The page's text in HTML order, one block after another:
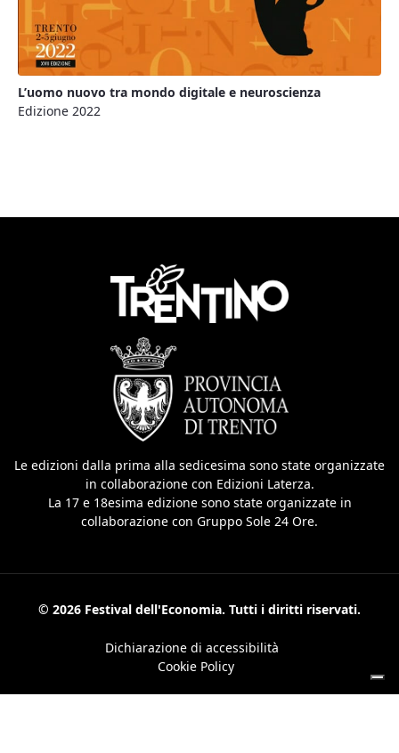
L’uomo nuovo tra mondo digitale e neuroscienza
Edizione 2022
Le edizioni dalla prima alla sedicesima sono state organizzate
in collaborazione con Edizioni Laterza.
La 17 e 18esima edizione sono state organizzate in
collaborazione con Gruppo Sole 24 Ore.
© 2026 Festival dell'Economia. Tutti i diritti riservati.
Dichiarazione di accessibilità
Cookie Policy